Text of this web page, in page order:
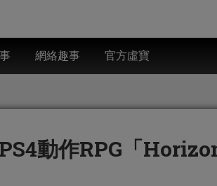
網絡趣事 官方虛寶
動作RPG「